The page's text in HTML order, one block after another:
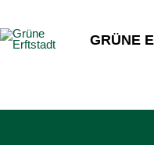
springen
GRÜNE